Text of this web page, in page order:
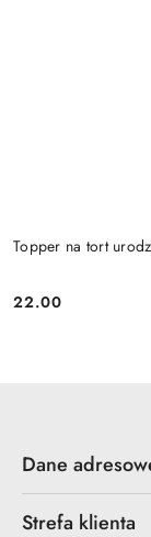
Topper na tort
Cena:
22.00
Dane
Strefa klienta